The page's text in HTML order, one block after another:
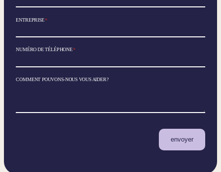
ENTREPRISE*
NUMÉRO DE TÉLÉPHONE*
COMMENT POUVONS-NOUS VOUS AIDER?
envoyer